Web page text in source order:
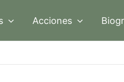
Acciones